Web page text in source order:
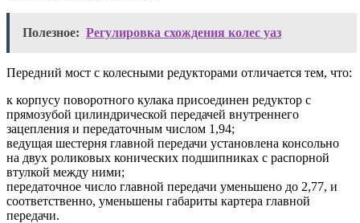
Полезное: Регулировка схождения колес уаз
Передний мост с колесными редукторами отличается тем, что:
к корпусу поворотного кулака присоединен редуктор с
прямозубой цилиндрической передачей внутреннего
зацепления и передаточным числом 1,94;
ведущая шестерня главной передачи установлена консольно
на двух роликовых конических подшипниках с распорной
втулкой между ними;
передаточное число главной передачи уменьшено до 2,77, и
соответственно, уменьшены габариты картера главной
передачи.